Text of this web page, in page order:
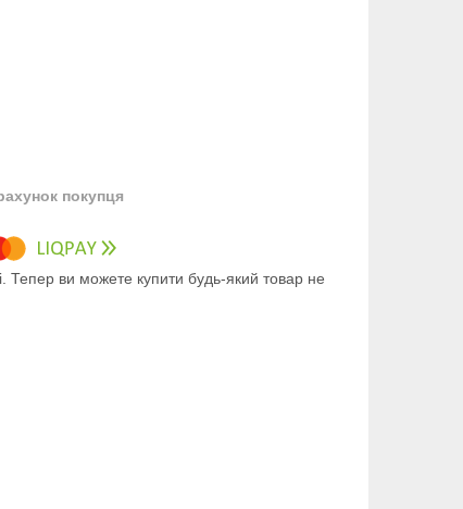
покупця
Тепер ви можете купити будь-який товар не